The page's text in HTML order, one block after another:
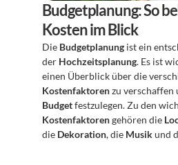
Budgetplanung: So
Kosten im Blick
Die Budgetplanung ist ein
der Hochzeitsplanung. Es ist
Kostenfaktoren
Budget
Kostenfaktoren gehören die
die Dekoration, die Musik und